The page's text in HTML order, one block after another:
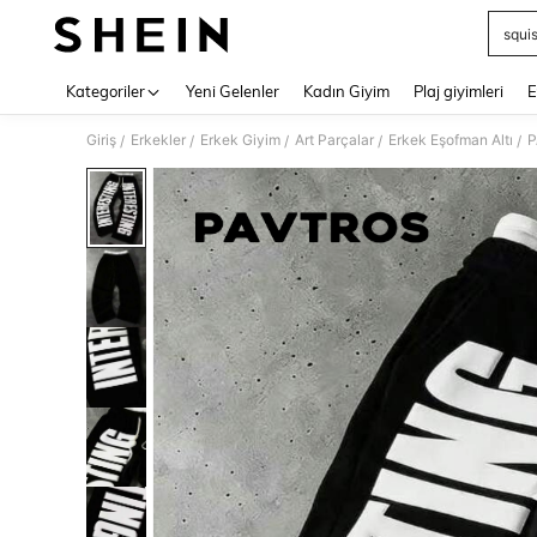
Kategoriler Yeni Gelenler Kadın Giyim Plaj giyimleri
Giriş / Erkekler / Erkek Giyim / Art Parçalar / Erkek Eşofman Altı /